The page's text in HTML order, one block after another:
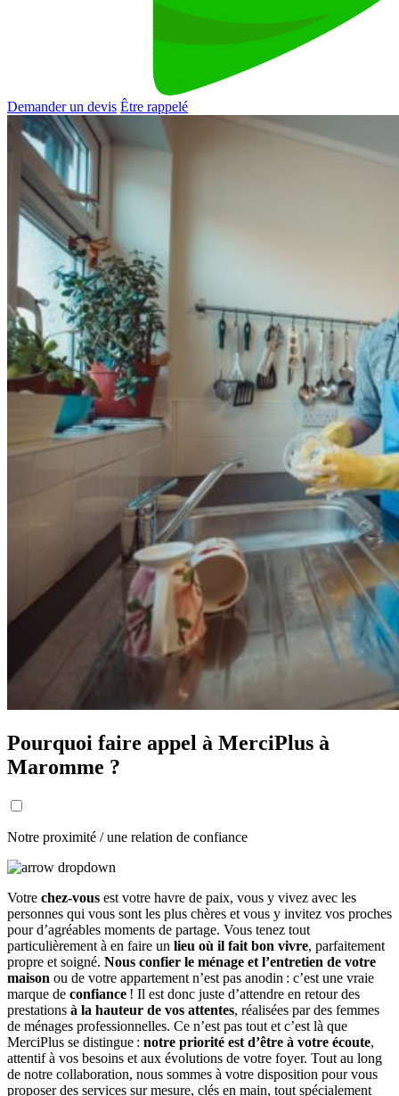
Demander un devis Être rappelé
Pourquoi faire appel à MerciPlus à
Maromme ?
Notre proximité / une relation de confiance
Votre chez-vous est votre havre de paix, vous y vivez avec les
personnes qui vous sont les plus chères et vous y invitez vos proches
pour d’agréables moments de partage. Vous tenez tout
particulièrement à en faire un lieu où il fait bon vivre, parfaitement
propre et soigné. Nous confier le ménage et l’entretien de votre
maison ou de votre appartement n’est pas anodin : c’est une vraie
marque de confiance ! Il est donc juste d’attendre en retour des
prestations à la hauteur de vos attentes, réalisées par des femmes
de ménages professionnelles. Ce n’est pas tout et c’est là que
MerciPlus se distingue : notre priorité est d’être à votre écoute,
attentif à vos besoins et aux évolutions de votre foyer. Tout au long
de notre collaboration, nous sommes à votre disposition pour vous
proposer des services sur mesure, clés en main, tout spécialement